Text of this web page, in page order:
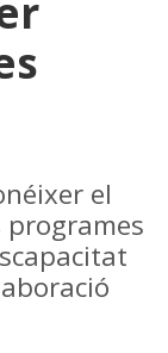
el